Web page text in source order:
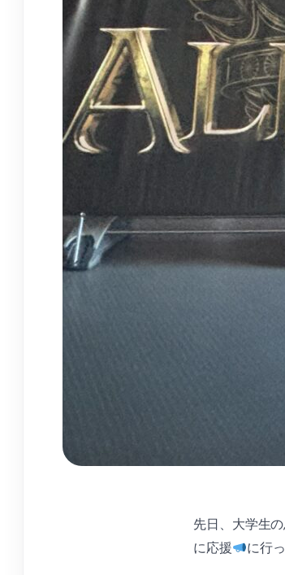
先日、大学生
に応援
に行